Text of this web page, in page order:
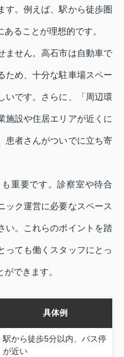
す。例えば、駅から徒歩圏
ることが理想的です。
ません。高石市は自動車で
ため、十分な駐車場スペー
いです。さらに、「周辺環
施設や住居エリアが近くに
患者さんがついでに立ち寄
重要です。診察室や待合
ック運営に必要なスペース
い。これらのポイントを踏
っても働くスタッフにとっ
できます。
具体例
駅から徒歩5分以内、バス停
が近い